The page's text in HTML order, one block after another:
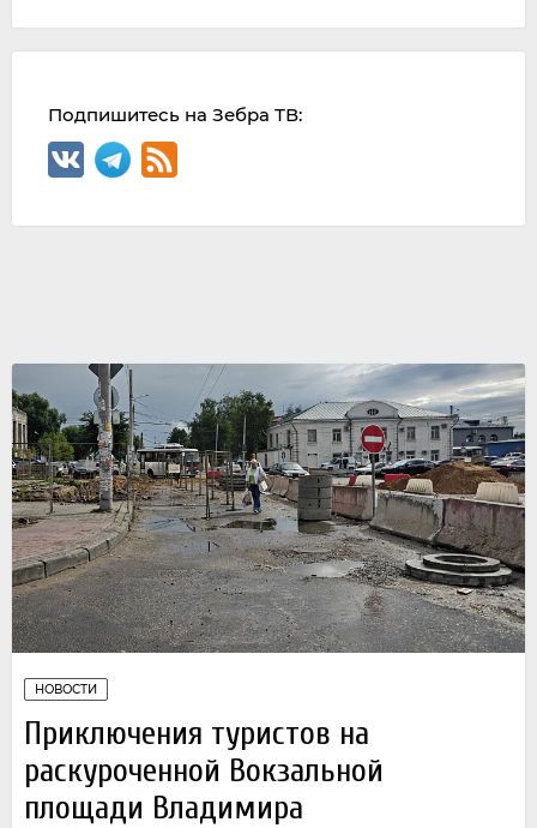
Подпишитесь на Зебра ТВ:
НОВОСТИ
Приключения туристов на
раскуроченной Вокзальной
площади Владимира